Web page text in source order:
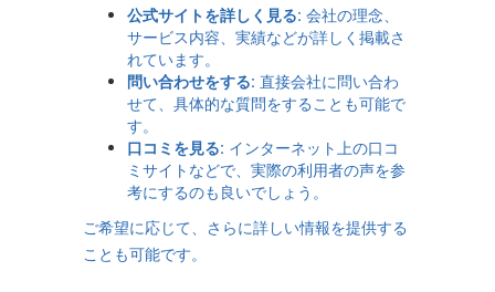
公式サイトを詳しく見る: 会社の理念、
サービス内容、実績などが詳しく掲載さ
れています。
問い合わせをする: 直接会社に問い合わ
せて、具体的な質問をすることも可能で
す。
口コミを見る: インターネット上の口コ
ミサイトなどで、実際の利用者の声を参
考にするのも良いでしょう。
ご希望に応じて、さらに詳しい情報を提供する
ことも可能です。